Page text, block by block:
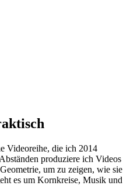
Videoreihe, die ich 2014
produziere ich Videos
um zu zeigen, wie sie
es um Kornkreise, Musik und